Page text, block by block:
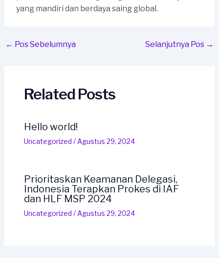
yang mandiri dan berdaya saing global.
Post
← Pos Sebelumnya Selanjutnya Pos →
Related Posts
Hello world!
Uncategorized / Agustus 29, 2024
Prioritaskan Keamanan Delegasi,
Indonesia Terapkan Prokes di IAF
dan HLF MSP 2024
Uncategorized / Agustus 29, 2024